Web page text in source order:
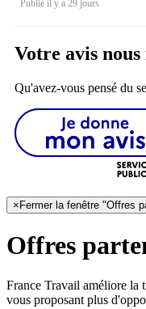
Publié il y a 29 jours
Votre avis nous
Qu'avez-vous pensé du
×Fermer la fenêtre "Offres
Offres
France Travail améliore la
vous proposant plus